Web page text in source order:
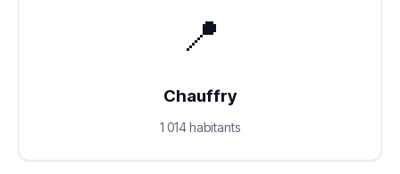
📍
Chauffry
1 014 habitants